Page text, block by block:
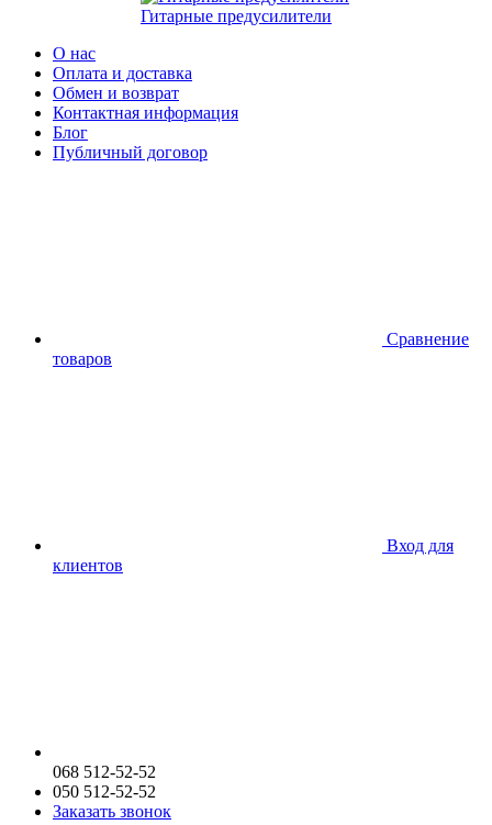
Гитарные предусилители
О нас
Оплата и доставка
Обмен и возврат
Контактная информация
Блог
Публичный договор
Сравнение
товаров
Вход для
клиентов
068 512-52-52
050 512-52-52
Заказать звонок